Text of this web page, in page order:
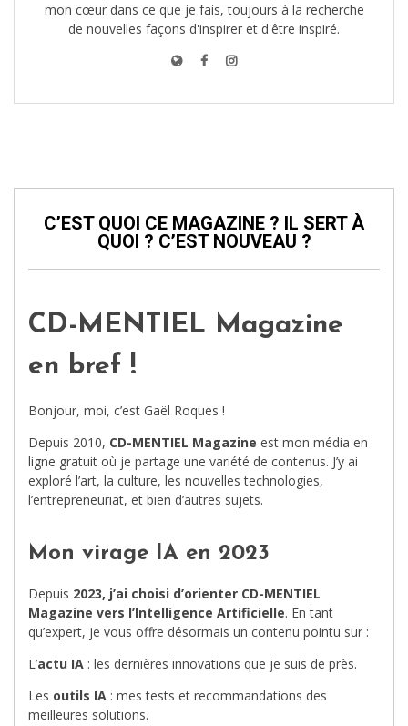
mon cœur dans ce que je fais, toujours à la recherche
de nouvelles façons d'inspirer et d'être inspiré.
C’EST QUOI CE MAGAZINE ? IL SERT À
QUOI ? C’EST NOUVEAU ?
CD-MENTIEL Magazine
en bref !
Bonjour, moi, c’est Gaël Roques !
Depuis 2010, CD-MENTIEL Magazine est mon média en
ligne gratuit où je partage une variété de contenus. J’y ai
exploré l’art, la culture, les nouvelles technologies,
l’entrepreneuriat, et bien d’autres sujets.
Mon virage IA en 2023
Depuis 2023, j’ai choisi d’orienter CD-MENTIEL
Magazine vers l’Intelligence Artificielle. En tant
qu’expert, je vous offre désormais un contenu pointu sur :
L’actu IA : les dernières innovations que je suis de près.
Les outils IA : mes tests et recommandations des
meilleures solutions.